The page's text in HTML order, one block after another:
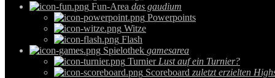
Fun-Area das gaudium
Powerpoints
Witze
Flash
Spielothek gamesarea
Turnier Lust auf ein Turnier?
Scoreboard zuletzt erzielten